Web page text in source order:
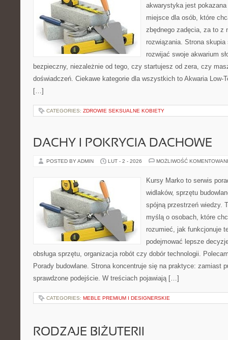
akwarystyka jest
miejsce dla osób, które
zbędnego zadęcia, za to z
rozwiązania. Strona
rozwijać swoje akwarium
bezpieczny, niezależnie od tego, czy startujesz od zera, czy
doświadczeń. Ciekawe kategorie dla wszystkich to Akwaria Low-
[…]
CATEGORIES: ZDROWIE SEKSUALNE KOBIETY
DACHY I POKRYCIA DACHOWE
POSTED BY ADMIN LUT - 2 - 2026 MOŻLIWOŚĆ
Kursy Marko to serwis
widlaków, sprzętu
spójną przestrzeń wiedzy.
myślą o osobach, które
rozumieć, jak funkcjonuje
podejmować lepsze
obsługa sprzętu, organizacja robót czy dobór technologii.
Porady budowlane. Strona koncentruje się na praktyce: zamiast
sprawdzone podejście. W treściach pojawiają […]
CATEGORIES: MEBLE PREMIUM I DESIGNERSKIE
RODZAJE BIŻUTERII